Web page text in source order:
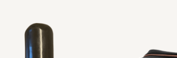
Este
producto